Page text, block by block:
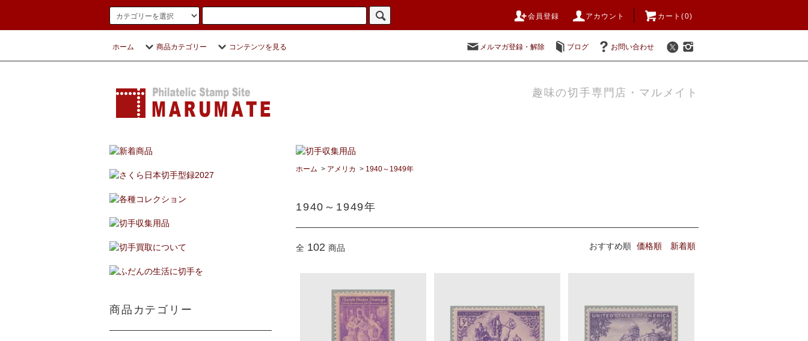
会員登録 アカウント カート(0)
ホーム 商品カテゴリー コンテンツを見る メルマガ登録・解除 ブログ お問い合わせ
趣味の切手専門店・マルメイト
ホーム > アメリカ > 1940～1949年
1940～1949年
全 102 商品 おすすめ順 価格順 新着順
商品カテゴリー